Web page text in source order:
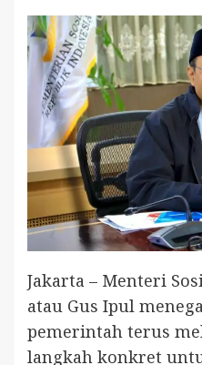
Jakarta – Menteri
atau Gus Ipul
pemerintah terus
langkah konkret